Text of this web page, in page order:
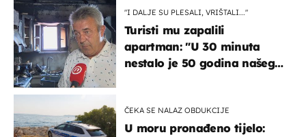
"I DALJE SU PLESALI, VRIŠTALI..."
Turisti mu zapalili
apartman: "U 30 minuta
nestalo je 50 godina našeg
ČEKA SE NALAZ OBDUKCIJE
U moru pronađeno tijelo: